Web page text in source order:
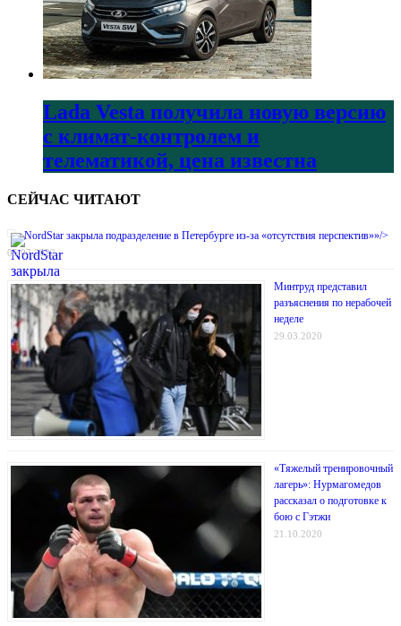
Lada Vesta получила новую версию
с климат-контролем и
телематикой, цена известна
СЕЙЧАС ЧИТАЮТ
NordStar закрыла подразделение в Петербурге из-за «отсутствия перспектив»»/>
05.07.2022
Минтруд представил
разъяснения по нерабочей
неделе
29.03.2020
«Тяжелый тренировочный
лагерь»: Нурмагомедов
рассказал о подготовке к
бою с Гэтжи
21.10.2020